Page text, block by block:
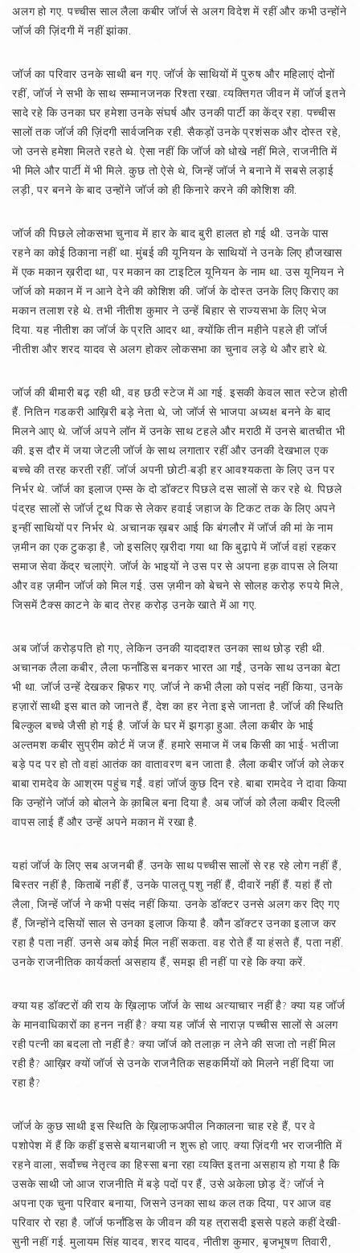
अलग हो गए. पच्चीस साल लैला कबीर जॉर्ज से अलग विदेश में रहीं और कभी उन्होंने
जॉर्ज की ज़िंदगी में नहीं झांका.
जॉर्ज का परिवार उनके साथी बन गए. जॉर्ज के साथियों में पुरुष और महिलाएं दोनों
रहीं, जॉर्ज ने सभी के साथ सम्मानजनक रिश्ता रखा. व्यक्तिगत जीवन में जॉर्ज इतने
सादे रहे कि उनका घर हमेशा उनके संघर्ष और उनकी पार्टी का केंद्र रहा. पच्चीस
सालों तक जॉर्ज की ज़िंदगी सार्वजनिक रही. सैकड़ों उनके प्रशंसक और दोस्त रहे,
जो उनसे हमेशा मिलते रहते थे. ऐसा नहीं कि जॉर्ज को धोखे नहीं मिले, राजनीति में
भी मिले और पार्टी में भी मिले. कुछ तो ऐसे थे, जिन्हें जॉर्ज ने बनाने में सबसे लड़ाई
लड़ी, पर बनने के बाद उन्होंने जॉर्ज को ही किनारे करने की कोशिश की.
जॉर्ज की पिछले लोकसभा चुनाव में हार के बाद बुरी हालत हो गई थी. उनके पास
रहने का कोई ठिकाना नहीं था. मुंबई की यूनियन के साथियों ने उनके लिए हौजखास
में एक मकान ख़रीदा था, पर मकान का टाइटिल यूनियन के नाम था. उस यूनियन ने
जॉर्ज को मकान में न आने देने की कोशिश की. जॉर्ज के दोस्त उनके लिए किराए का
मकान तलाश रहे थे. तभी नीतीश कुमार ने उन्हें बिहार से राज्यसभा के लिए भेज
दिया. यह नीतीश का जॉर्ज के प्रति आदर था, क्योंकि तीन महीने पहले ही जॉर्ज
नीतीश और शरद यादव से अलग होकर लोकसभा का चुनाव लड़े थे और हारे थे.
जॉर्ज की बीमारी बढ़ रही थी, वह छठी स्टेज में आ गई. इसकी केवल सात स्टेज होती
हैं. नितिन गडकरी आख़िरी बड़े नेता थे, जो जॉर्ज से भाजपा अध्यक्ष बनने के बाद
मिलने आए थे. जॉर्ज अपने लॉन में उनके साथ टहले और मराठी में उनसे बातचीत भी
की. इस दौर में जया जेटली जॉर्ज के साथ लगातार रहीं और उनकी देखभाल एक
बच्चे की तरह करती रहीं. जॉर्ज अपनी छोटी-बड़ी हर आवश्यकता के लिए उन पर
निर्भर थे. जॉर्ज का इलाज एम्स के दो डॉक्टर पिछले दस सालों से कर रहे थे. पिछले
पंद्रह सालों से जॉर्ज टूथ पिक से लेकर हवाई जहाज के टिकट तक के लिए अपने
इन्हीं साथियों पर निर्भर थे. अचानक ख़बर आई कि बंगलौर में जॉर्ज की मां के नाम
ज़मीन का एक टुकड़ा है, जो इसलिए ख़रीदा गया था कि बुढ़ापे में जॉर्ज वहां रहकर
समाज सेवा केंद्र चलाएंगे. जॉर्ज के भाइयों ने उस पर से अपना हक़ वापस ले लिया
और वह ज़मीन जॉर्ज को मिल गई. उस ज़मीन को बेचने से सोलह करोड़ रुपये मिले,
जिसमें टैक्स काटने के बाद तेरह करोड़ उनके खाते में आ गए.
अब जॉर्ज करोड़पति हो गए, लेकिन उनकी याददाश्त उनका साथ छोड़ रही थी.
अचानक लैला कबीर, लैला फर्नांडिस बनकर भारत आ गईं, उनके साथ उनका बेटा
भी था. जॉर्ज उन्हें देखकर ब़िफर गए. जॉर्ज ने कभी लैला को पसंद नहीं किया, उनके
हज़ारों साथी इस बात को जानते हैं, देश का हर नेता इसे जानता है. जॉर्ज की स्थिति
बिल्कुल बच्चे जैसी हो गई है. जॉर्ज के घर में झगड़ा हुआ. लैला कबीर के भाई
अल्तमश कबीर सुप्रीम कोर्ट में जज हैं. हमारे समाज में जब किसी का भाई- भतीजा
बड़े पद पर हो तो वहां आतंक का वातावरण बन जाता है. लैला कबीर जॉर्ज को लेकर
बाबा रामदेव के आश्रम पहुंच गईं. वहां जॉर्ज कुछ दिन रहे. बाबा रामदेव ने दावा किया
कि उन्होंने जॉर्ज को बोलने के क़ाबिल बना दिया है. अब जॉर्ज को लैला कबीर दिल्ली
वापस लाई हैं और उन्हें अपने मकान में रखा है.
यहां जॉर्ज के लिए सब अजनबी हैं. उनके साथ पच्चीस सालों से रह रहे लोग नहीं हैं,
बिस्तर नहीं है, किताबें नहीं हैं, उनके पालतू पशु नहीं हैं, दीवारें नहीं हैं. यहां हैं तो
लैला, जिन्हें जॉर्ज ने कभी पसंद नहीं किया. उनके डॉक्टर उनसे अलग कर दिए गए
हैं, जिन्होंने दसियों साल से उनका इलाज किया है. कौन डॉक्टर उनका इलाज कर
रहा है पता नहीं. उनसे अब कोई मिल नहीं सकता. वह रोते हैं या हंसते हैं, पता नहीं.
उनके राजनीतिक कार्यकर्ता असहाय हैं, समझ ही नहीं पा रहे कि क्या करें.
क्या यह डॉक्टरों की राय के ख़िला़फ जॉर्ज के साथ अत्याचार नहीं है? क्या यह जॉर्ज
के मानवाधिकारों का हनन नहीं है? क्या यह जॉर्ज से नाराज़ पच्चीस सालों से अलग
रही पत्नी का बदला तो नहीं है? क्या जॉर्ज को तलाक़ न लेने की सजा तो नहीं मिल
रही है? आख़िर क्यों जॉर्ज से उनके राजनैतिक सहकर्मियों को मिलने नहीं दिया जा
रहा है?
जॉर्ज के कुछ साथी इस स्थिति के ख़िला़फअपील निकालना चाह रहे हैं, पर वे
पशोपेश में हैं कि कहीं इससे बयानबाजी न शुरू हो जाए. क्या ज़िंदगी भर राजनीति में
रहने वाला, सर्वोच्च नेतृत्व का हिस्सा बना रहा व्यक्ति इतना असहाय हो गया है कि
उसके साथी जो आज राजनीति में बड़े पदों पर हैं, उसे अकेला छोड़ दें? जॉर्ज ने
अपना एक चुना परिवार बनाया, जिसने उनका साथ कल तक दिया, पर आज वह
परिवार रो रहा है. जॉर्ज फर्नांडिस के जीवन की यह त्रासदी इससे पहले कहीं देखी-
सुनी नहीं गई. मुलायम सिंह यादव, शरद यादव, नीतीश कुमार, बृजभूषण तिवारी,